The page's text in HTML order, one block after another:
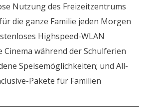
Nutzung des Freizeitzentrums
die ganze Familie jeden Morgen
Highspeed-WLAN
Cinema während der Schulferien
Speisemöglichkeiten; und All-
Pakete für Familien